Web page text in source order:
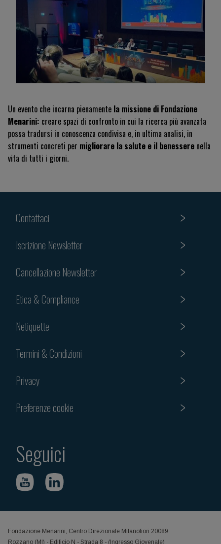
Un evento che incarna pienamente la missione di Fondazione
Menarini: creare spazi di confronto in cui la ricerca più avanzata
possa tradursi in conoscenza condivisa e, in ultima analisi, in
strumenti concreti per migliorare la salute e il benessere nella
vita di tutti i giorni.
Contattaci
Iscrizione Newsletter
Cancellazione Newsletter
Etica & Compliance
Netiquette
Termini & Condizioni
Privacy
Preferenze cookie
Seguici
Fondazione Menarini, Centro Direzionale Milanofiori 20089
Rozzano (MI) - Edificio N - Strada 8 - (Ingresso Giovenale)